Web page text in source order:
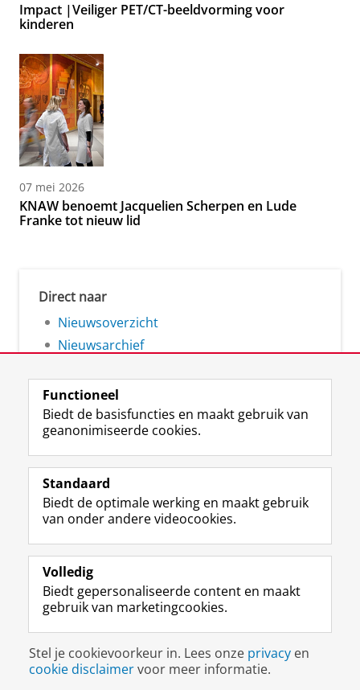
Impact |Veiliger PET/CT-beeldvorming voor
kinderen
07 mei 2026
KNAW benoemt Jacquelien Scherpen en Lude
Franke tot nieuw lid
Direct naar
Nieuwsoverzicht
Nieuwsarchief
Volg de RUG
F
a
e
b
o
p
a
i
n
a
L
i
k
e
I
-
p
g
i
n
R
S
-
f
e
R
k
s
u
I
n
t
r
m
c
c
o
Y
o
T
e
k
a
a
Studiekiezers
Alumni
Over ons
Disclaimer & Copyright
Inloggen
Functioneel
Biedt de basisfuncties en maakt gebruik van
geanonimiseerde cookies.
Standaard
Biedt de optimale werking en maakt gebruik
van onder andere videocookies.
Volledig
Biedt gepersonaliseerde content en maakt
gebruik van marketingcookies.
Stel je cookievoorkeur in. Lees onze privacy en
cookie disclaimervoor meer informatie.